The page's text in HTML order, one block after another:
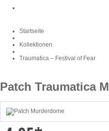
Startseite
Kollektionen
Traumatica – Festival of Fear
Patch Traumatica